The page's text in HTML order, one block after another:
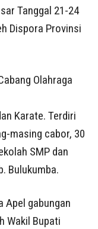
Tanggal 21-24
Dispora Provinsi
Olahraga
Karate. Terdiri
masing cabor, 30
SMP dan
Bulukumba.
Apel gabungan
Wakil Bupati